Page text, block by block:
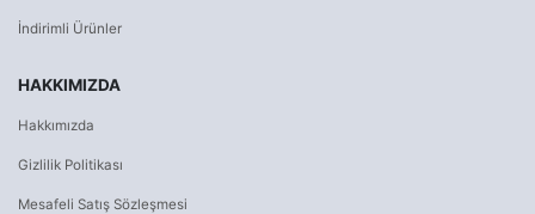
İndirimli Ürünler
HAKKIMIZDA
Hakkımızda
Gizlilik Politikası
Mesafeli Satış Sözleşmesi